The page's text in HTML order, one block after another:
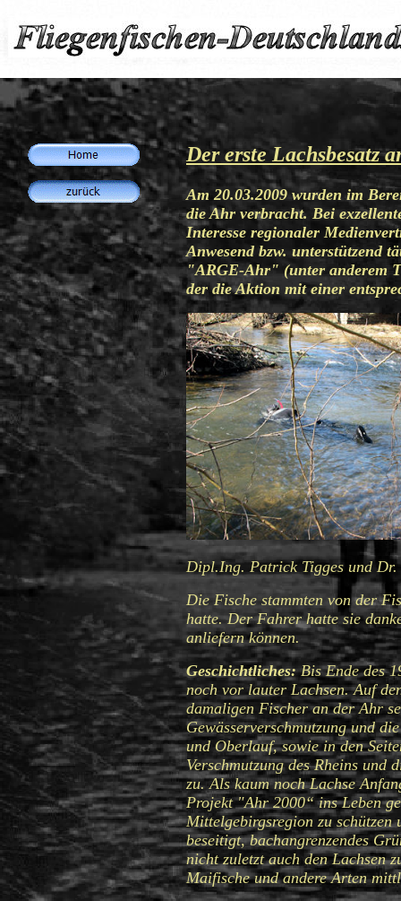
Der erste Lachsbesatz
Am 20.03.2009 wurden im
die Ahr verbracht. Bei
Interesse regionaler
Anwesend bzw. unterstützend
"ARGE-Ahr" (unter anderem
der die Aktion mit einer
Dipl.Ing. Patrick Tigges und
Die Fische stammten von der
hatte. Der Fahrer hatte sie
anliefern können.
Geschichtliches:Bis Ende des
noch vor lauter Lachsen. Auf
damaligen Fischer an der Ahr
Gewässerverschmutzung und
und Oberlauf, sowie in den
Verschmutzung des Rheins und
zu. Als kaum noch Lachse
Projekt "Ahr 2000“ ins Leben
Mittelgebirgsregion zu schützen
beseitigt, bachangrenzendes
nicht zuletzt auch den Lachsen
Maifische und andere Arten